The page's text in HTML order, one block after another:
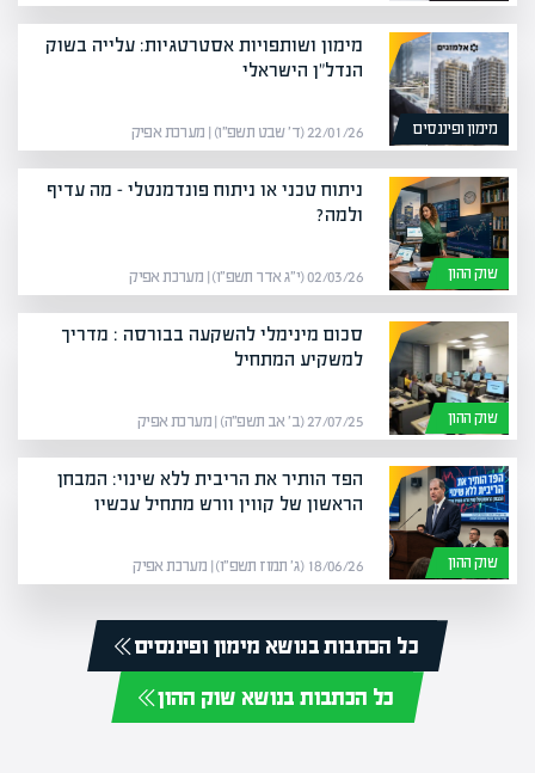
מימון ופיננסים
מימון ושותפויות אסטרטגיות: עלייה בשוק
הנדל"ן הישראלי
22/01/26 (ד׳ שבט תשפ״ו) | מערכת אפיק
שוק ההון
ניתוח טכני או ניתוח פונדמנטלי – מה עדיף
ולמה?
02/03/26 (י״ג אדר תשפ״ו) | מערכת אפיק
שוק ההון
סכום מינימלי להשקעה בבורסה : מדריך
למשקיע המתחיל
27/07/25 (ב׳ אב תשפ״ה) | מערכת אפיק
שוק ההון
הפד הותיר את הריבית ללא שינוי: המבחן
הראשון של קווין וורש מתחיל עכשיו
18/06/26 (ג׳ תמוז תשפ״ו) | מערכת אפיק
כל הכתבות בנושא מימון ופיננסים
כל הכתבות בנושא שוק ההון